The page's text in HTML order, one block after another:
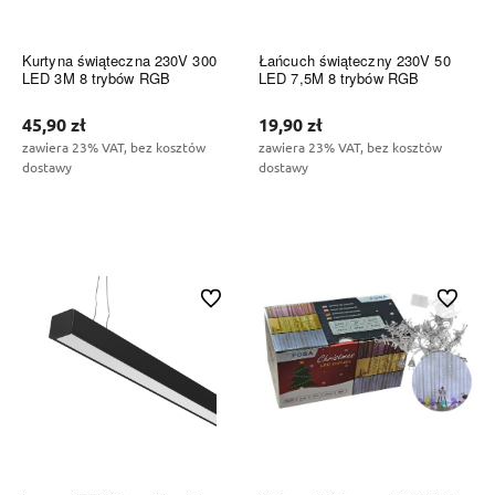
Kurtyna świąteczna 230V 300
LED 3M 8 trybów RGB
45,90 zł
zawiera 23% VAT, bez kosztów
dostawy
Łańcuch świąteczny 230V 50
LED 7,5M 8 trybów RGB
19,90 zł
zawiera 23% VAT, bez kosztów
dostawy
Do ulubionych Do